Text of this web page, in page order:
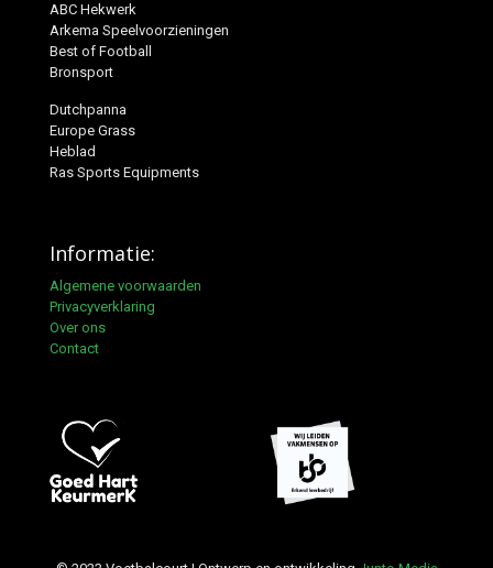
ABC Hekwerk
Arkema Speelvoorzieningen
Best of Football
Bronsport
Dutchpanna
Europe Grass
Heblad
Ras Sports Equipments
Informatie:
Algemene voorwaarden
Privacyverklaring
Over ons
Contact